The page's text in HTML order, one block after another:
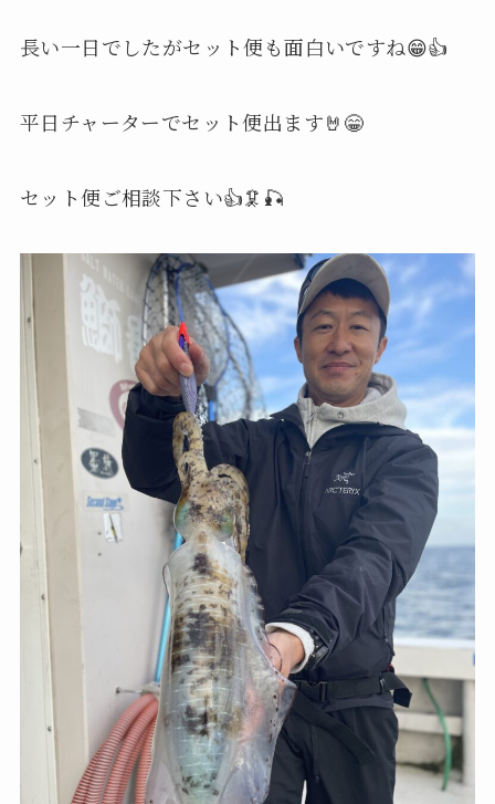
長い一日でしたがセット便も面白いですね😁👍
平日チャーターでセット便出ます🤘😁
セット便ご相談下さい👍🦑🎣